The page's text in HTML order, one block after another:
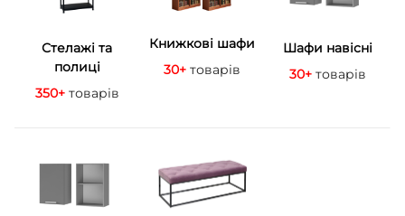
Стелажі та
полиці
350+ товарів
Книжкові шафи
30+товарів
Шафи навісні
30+ товарів